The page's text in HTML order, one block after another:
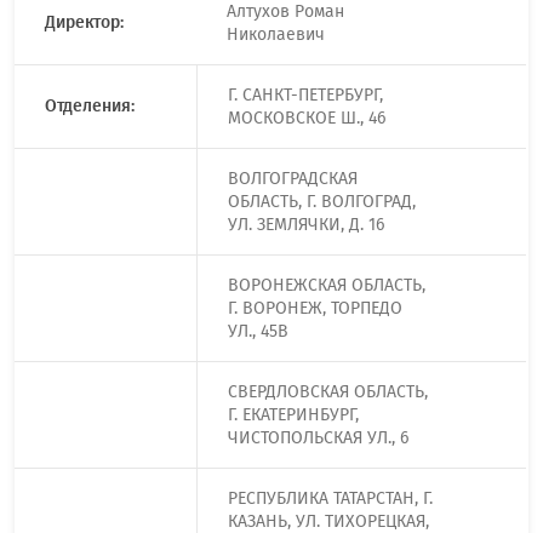
Директор:
Алтухов Роман
Николаевич
Отделения:
Г. САНКТ-ПЕТЕРБУРГ,
МОСКОВСКОЕ Ш., 46
ВОЛГОГРАДСКАЯ
ОБЛАСТЬ, Г. ВОЛГОГРАД,
УЛ. ЗЕМЛЯЧКИ, Д. 16
ВОРОНЕЖСКАЯ ОБЛАСТЬ,
Г. ВОРОНЕЖ, ТОРПЕДО
УЛ., 45В
СВЕРДЛОВСКАЯ ОБЛАСТЬ,
Г. ЕКАТЕРИНБУРГ,
ЧИСТОПОЛЬСКАЯ УЛ., 6
РЕСПУБЛИКА ТАТАРСТАН, Г.
КАЗАНЬ, УЛ. ТИХОРЕЦКАЯ,